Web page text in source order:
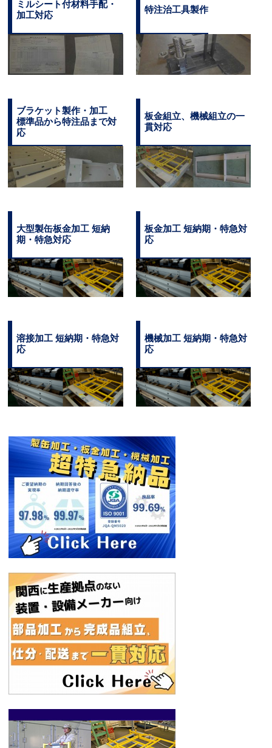
ミルシート付材料手配・
加工対応
特注治工具製作
ブラケット製作・加工
標準品から特注品まで対
応
板金組立、機械組立の一
貫対応
大型製缶板金加工 短納
期・特急対応
板金加工 短納期・特急対
応
溶接加工 短納期・特急対
応
機械加工 短納期・特急対
応